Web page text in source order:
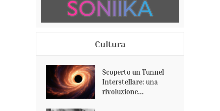
Cultura
Scoperto un Tunnel
Interstellare: una
rivoluzione...